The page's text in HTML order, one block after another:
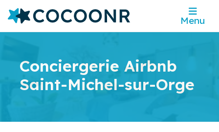
Menu
Conciergerie Airbnb
Saint-Michel-sur-Orge